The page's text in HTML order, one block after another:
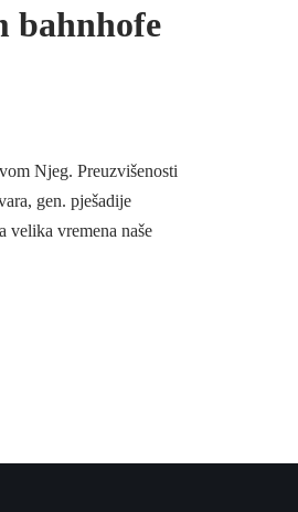
bahnhofe
Njeg. Preuzvišenosti
gen. pješadije
velika vremena naše